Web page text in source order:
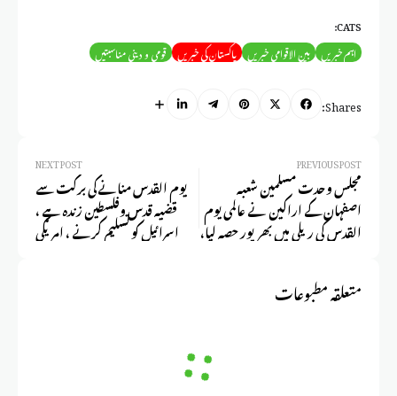
CATS:
اہم خبریں بین الاقوامی خبریں پاکستان کی خبریں قومی و دینی مناسبتیں
Shares:
PREVIOUS POST
مجلس وحدت مسلمین شعبہ
اصفہان کے اراکین نے عالمی یوم
القدس کی ریلی میں بھرپور حصہ لیا،
مظلومین فلسطینیوں کے ساتھ یکجہتی
کا اعادہ کیا۔
NEXT POST
یوم القدس منانےکی برکت سے
قضیہ قدس وفلسطين زندہ ہے ،
اسرائیل کو تسلیم کرنے ، امریکی
مجلس وحدت مسلمین قم کے زیر
متعلقہ مطبوعات